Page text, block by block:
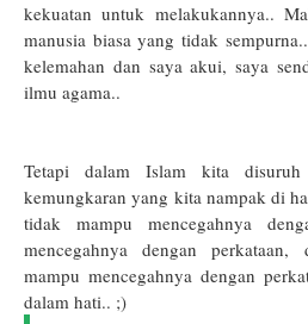
kekuatan untuk melakukannya..
manusia biasa yang tidak
kelemahan dan saya akui, saya
ilmu agama..
Tetapi dalam Islam kita disuruh
kemungkaran yang kita nampak di
tidak mampu mencegahnya
mencegahnya dengan
mampu mencegahnyadengan
dalam hati.. ;)